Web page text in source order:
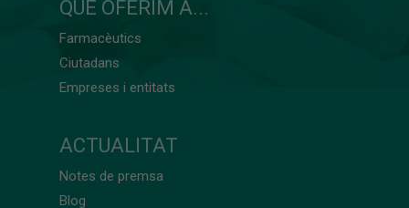
QUÈ OFERIM A...
Farmacèutics
Ciutadans
Empreses i entitats
ACTUALITAT
Notes de premsa
Blog